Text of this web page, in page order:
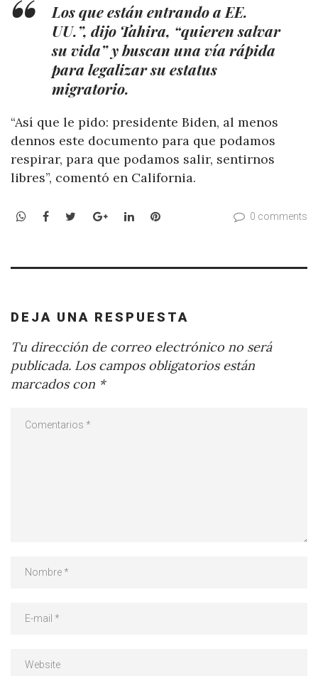
Los que están entrando a EE.
UU.”, dijo Tahira, “quieren salvar
su vida” y buscan una vía rápida
para legalizar su estatus
migratorio.
“Así que le pido: presidente Biden, al menos
dennos este documento para que podamos
respirar, para que podamos salir, sentirnos
libres”, comentó en California.
WhatsApp
Facebook
TwitterGoogle+LinkedInPinterest 0 comments
DEJA UNA RESPUESTA
Tu dirección de correo electrónico no será
publicada. Los campos obligatorios están
marcados con *